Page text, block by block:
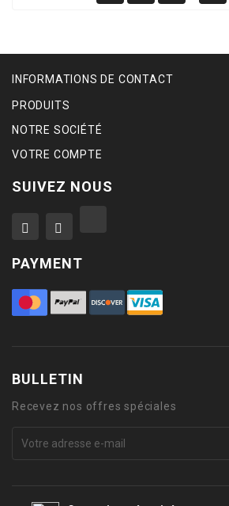
INFORMATIONS DE CONTACT
PRODUITS
NOTRE SOCIÉTÉ
VOTRE COMPTE
SUIVEZ NOUS
PAYMENT
BULLETIN
Recevez nos offres spéciales